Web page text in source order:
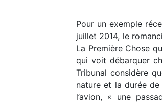
Pour un exemple
juillet 2014, le
La Première Chose
qui voit débarquer
Tribunal considère
nature et la durée de
l’avion, « une